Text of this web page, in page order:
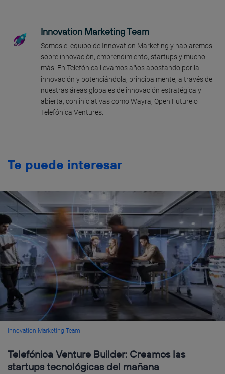
Innovation Marketing Team
Somos el equipo de Innovation Marketing y hablaremos
sobre innovación, emprendimiento, startups y mucho
más. En Telefónica llevamos años apostando por la
innovación y potenciándola, principalmente, a través de
nuestras áreas globales de innovación estratégica y
abierta, con iniciativas como Wayra, Open Future o
Telefónica Ventures.
Te puede interesar
Innovation Marketing Team
Telefónica Venture Builder: Creamos las
startups tecnológicas del mañana